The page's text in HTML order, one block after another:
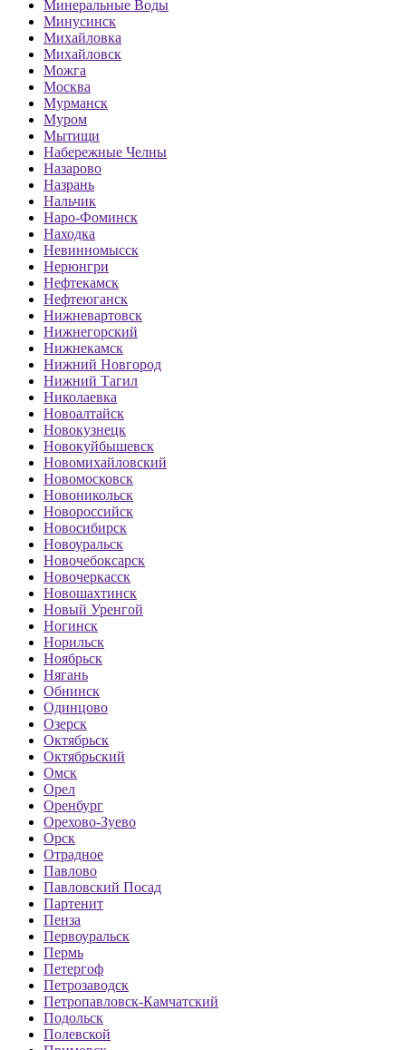
Минеральные Воды
Минусинск
Михайловка
Михайловск
Можга
Москва
Мурманск
Муром
Мытищи
Набережные Челны
Назарово
Назрань
Нальчик
Наро-Фоминск
Находка
Невинномысск
Нерюнгри
Нефтекамск
Нефтеюганск
Нижневартовск
Нижнегорский
Нижнекамск
Нижний Новгород
Нижний Тагил
Николаевка
Новоалтайск
Новокузнецк
Новокуйбышевск
Новомихайловский
Новомосковск
Новоникольск
Новороссийск
Новосибирск
Новоуральск
Новочебоксарск
Новочеркасск
Новошахтинск
Новый Уренгой
Ногинск
Норильск
Ноябрьск
Нягань
Обнинск
Одинцово
Озерск
Октябрьск
Октябрьский
Омск
Орел
Оренбург
Орехово-Зуево
Орск
Отрадное
Павлово
Павловский Посад
Партенит
Пенза
Первоуральск
Пермь
Петергоф
Петрозаводск
Петропавловск-Камчатский
Подольск
Полевской